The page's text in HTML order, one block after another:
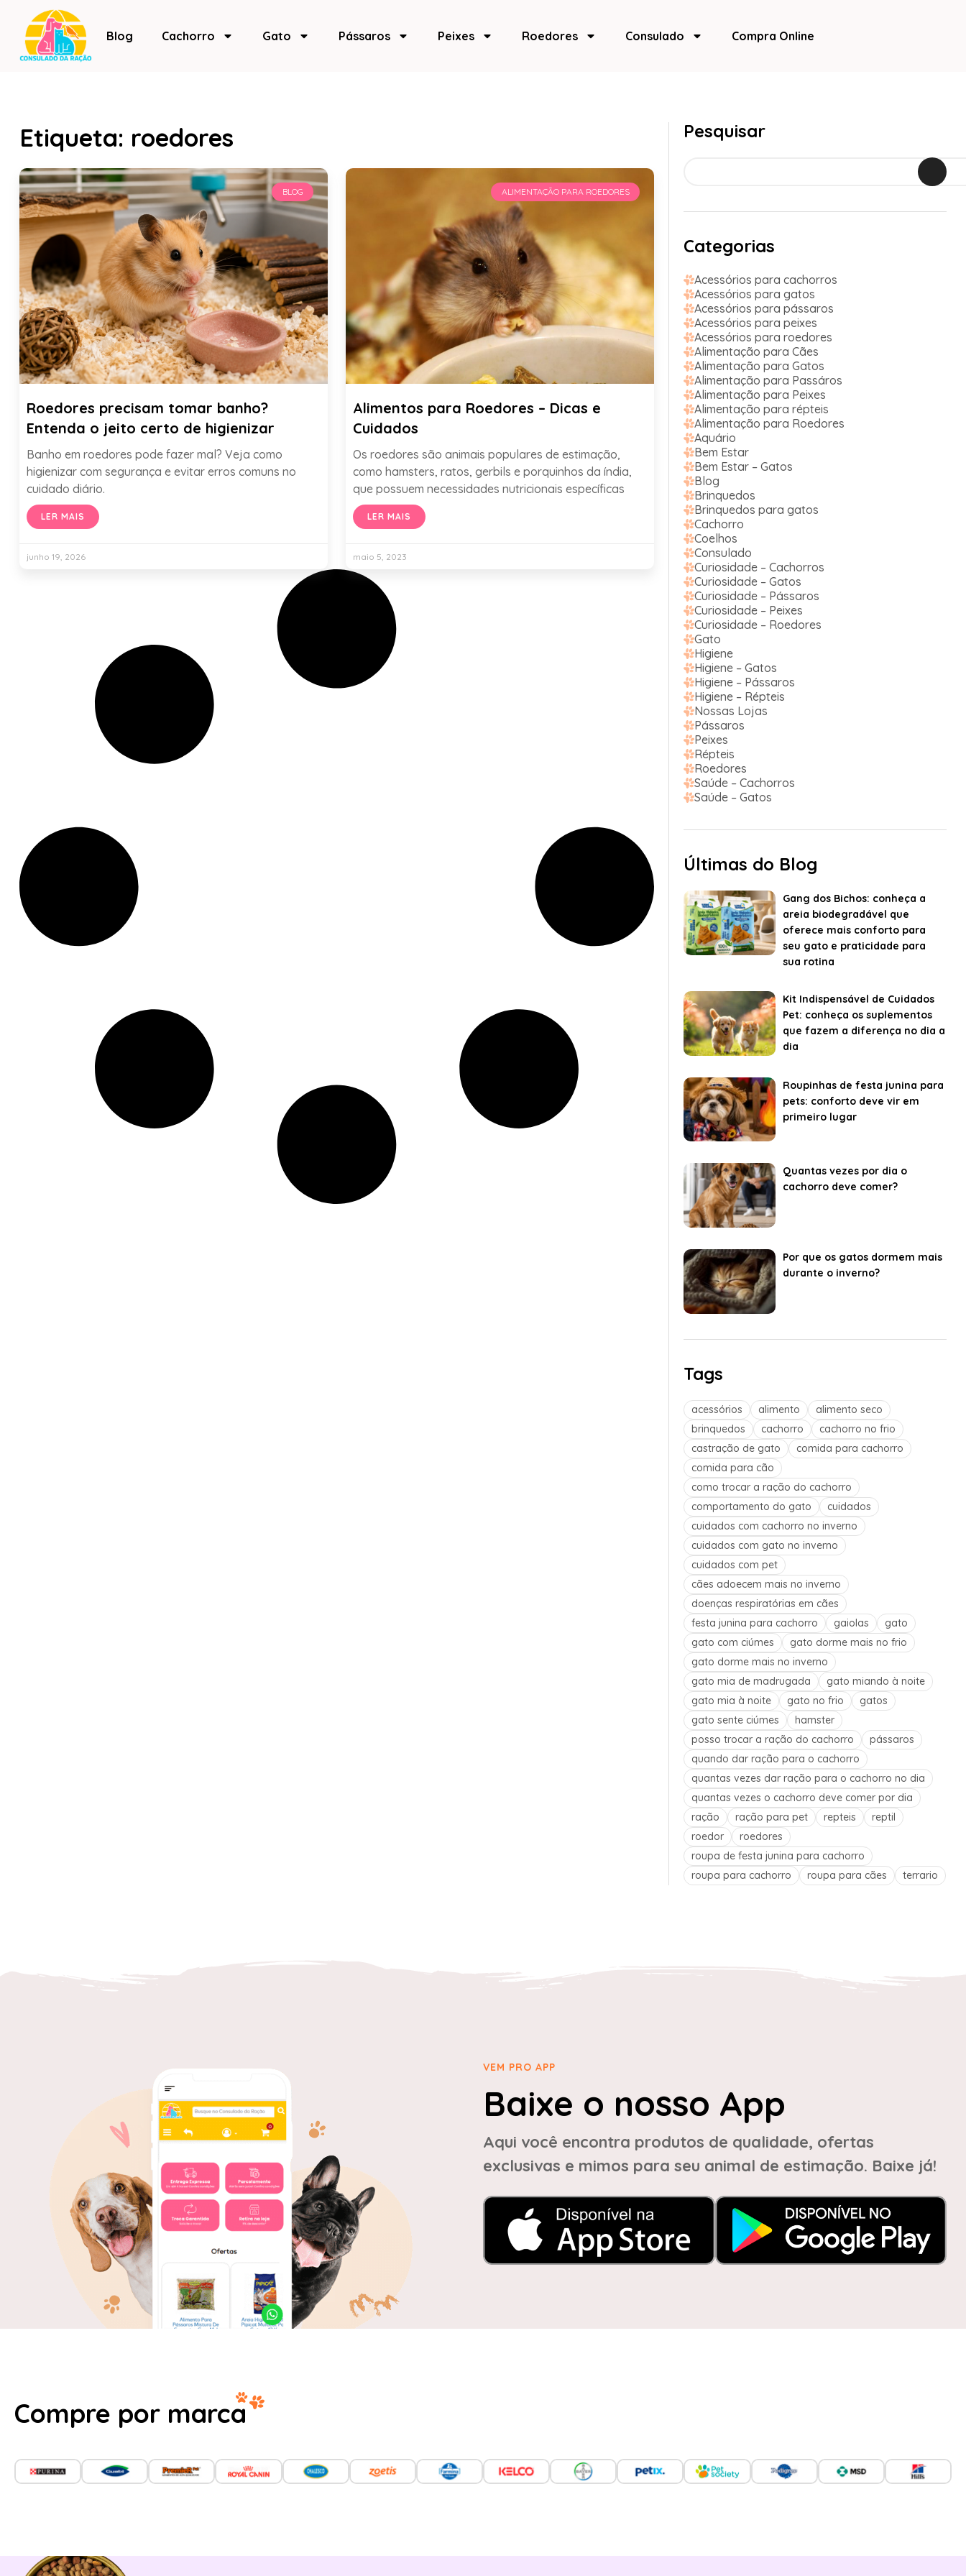
Blog Cachorro Gato Pássaros Peixes Roedores Consulado Compra Online
Etiqueta: roedores
BLOG
Roedores precisam tomar banho?
Entenda o jeito certo de higienizar
Banho em roedores pode fazer mal? Veja como
higienizar com segurança e evitar erros comuns no
cuidado diário.
LER MAIS
junho 19, 2026
ALIMENTAÇÃO PARA ROEDORES
Alimentos para Roedores – Dicas e
Cuidados
Os roedores são animais populares de estimação,
como hamsters, ratos, gerbils e porquinhos da índia,
que possuem necessidades nutricionais específicas
LER MAIS
maio 5, 2023
Pesquisar
Categorias
Acessórios para cachorros
Acessórios para gatos
Acessórios para pássaros
Acessórios para peixes
Acessórios para roedores
Alimentação para Cães
Alimentação para Gatos
Alimentação para Passáros
Alimentação para Peixes
Alimentação para répteis
Alimentação para Roedores
Aquário
Bem Estar
Bem Estar – Gatos
Blog
Brinquedos
Brinquedos para gatos
Cachorro
Coelhos
Consulado
Curiosidade – Cachorros
Curiosidade – Gatos
Curiosidade – Pássaros
Curiosidade – Peixes
Curiosidade – Roedores
Gato
Higiene
Higiene – Gatos
Higiene – Pássaros
Higiene – Répteis
Nossas Lojas
Pássaros
Peixes
Répteis
Roedores
Saúde – Cachorros
Saúde – Gatos
Últimas do Blog
Gang dos Bichos: conheça a
areia biodegradável que
oferece mais conforto para
seu gato e praticidade para
sua rotina
Kit Indispensável de Cuidados
Pet: conheça os suplementos
que fazem a diferença no dia a
dia
Roupinhas de festa junina para
pets: conforto deve vir em
primeiro lugar
Quantas vezes por dia o
cachorro deve comer?
Por que os gatos dormem mais
durante o inverno?
Tags
acessórios alimento
alimento seco
brinquedos
cachorro
cachorro no frio
castração de gato
comida para cachorro
comida para cão
como trocar a ração do cachorro
comportamento do gato
cuidados
cuidados com cachorro no inverno
cuidados com gato no inverno
cuidados com pet
cães adoecem mais no inverno
doenças respiratórias em cães
festa junina para cachorro
gaiolas
gato
gato com ciúmes
gato dorme mais no frio
gato dorme mais no inverno
gato mia de madrugada
gato miando à noite
gato mia à noite
gato no frio
gatos
gato sente ciúmes
hamster
posso trocar a ração do cachorro
pássaros
quando dar ração para o cachorro
quantas vezes dar ração para o cachorro no dia
quantas vezes o cachorro deve comer por dia
ração
ração para pet repteis
reptil
roedor
roedores
roupa de festa junina para cachorro
roupa para cachorro
roupa para cães terrario
VEM PRO APP
Baixe o nosso App
Aqui você encontra produtos de qualidade, ofertas
exclusivas e mimos para seu animal de estimação. Baixe já!
Compre por marca